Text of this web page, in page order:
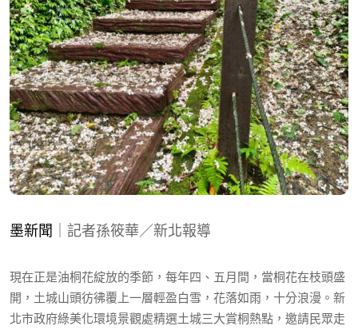
墨新聞 ｜記者孫筱華／新北報導
現在正是油桐花綻放的季節，每年四、五月間，當桐花在枝頭盛
開，土城山頭彷彿覆上一層輕盈白雪，花落如雨，十分浪漫。新
北市政府綠美化環境景觀處精選土城三大賞桐熱點，邀請民眾走